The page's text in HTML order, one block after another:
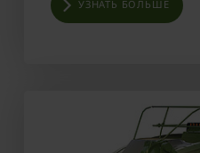
УЗНАТЬ БОЛЬШЕ